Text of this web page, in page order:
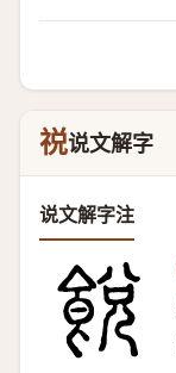
祱说文解字
说文解字注